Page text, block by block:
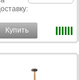
:
Купить